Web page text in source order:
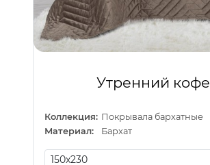
Утренний кофе
Коллекция: Покрывала бархатные
Материал:
Бархат